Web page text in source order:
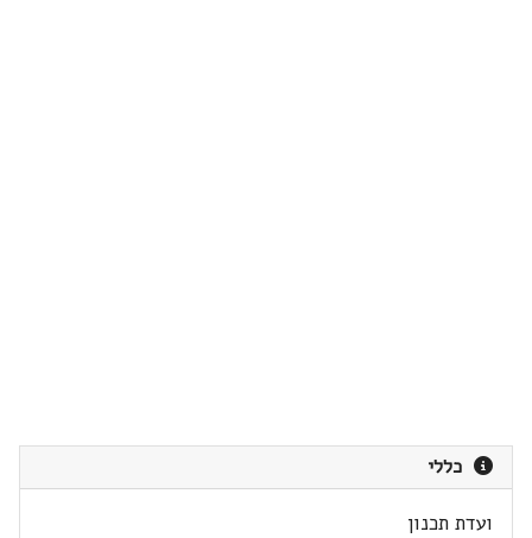
כללי
ועדת תכנון